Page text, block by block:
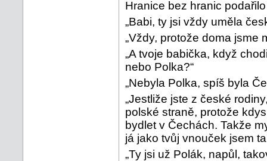
Hranice bez hranic
„Babi, ty jsi vždy uměla
„Vždy, protože doma jsme
„A tvoje babička, když
nebo Polka?“
„Nebyla Polka, spíš byla
„Jestliže jste z české
polské straně, protože
bydlet v Čechách. Takže
já jako tvůj vnouček jsem
„Ty jsi už Polák, napůl,